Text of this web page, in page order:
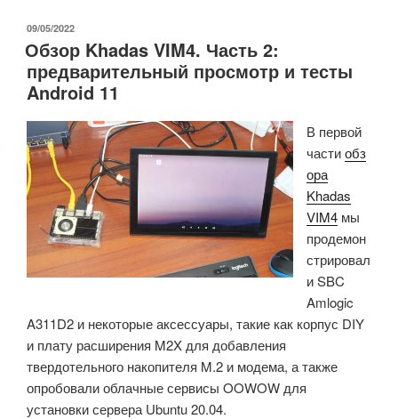
ОПУБЛИКОВАНО
09/05/2022
Обзор Khadas VIM4. Часть 2:
предварительный просмотр и тесты
Android 11
В первой
частиобз
ора
Khadas
VIM4 мы
продемон
стрировал
и SBC
Amlogic
A311D2 и некоторые аксессуары, такие как корпус DIY
и плату расширения M2X для добавления
твердотельного накопителя M.2 и модема, а также
опробовали облачные сервисы OOWOW для
установки сервера Ubuntu 20.04.